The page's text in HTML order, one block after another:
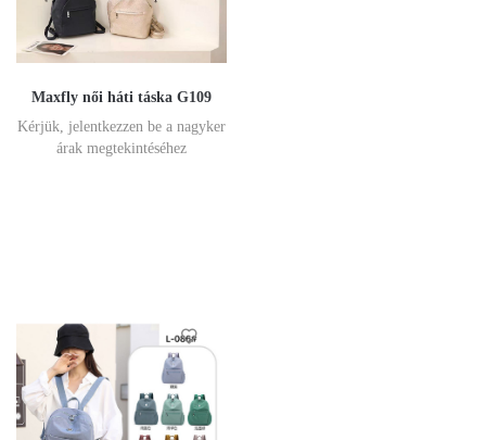
Maxfly női háti táska G109
Kérjük, jelentkezzen be a nagyker
árak megtekintéséhez